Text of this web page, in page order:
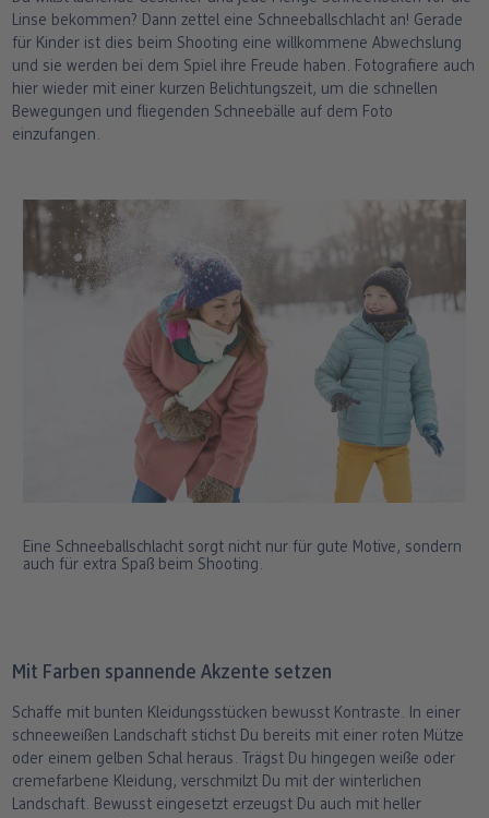
Linse bekommen? Dann zettel eine Schneeballschlacht an! Gerade
für Kinder ist dies beim Shooting eine willkommene Abwechslung
und sie werden bei dem Spiel ihre Freude haben. Fotografiere auch
hier wieder mit einer kurzen Belichtungszeit, um die schnellen
Bewegungen und fliegenden Schneebälle auf dem Foto
einzufangen.
Eine Schneeballschlacht sorgt nicht nur für gute Motive, sondern
auch für extra Spaß beim Shooting.
Mit Farben spannende Akzente setzen
Schaffe mit bunten Kleidungsstücken bewusst Kontraste. In einer
schneeweißen Landschaft stichst Du bereits mit einer roten Mütze
oder einem gelben Schal heraus. Trägst Du hingegen weiße oder
cremefarbene Kleidung, verschmilzt Du mit der winterlichen
Landschaft. Bewusst eingesetzt erzeugst Du auch mit heller